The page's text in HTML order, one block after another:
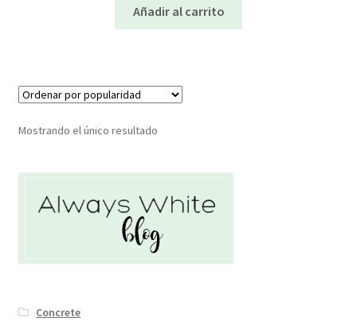
Añadir al carrito
Mostrando el único resultado
Concrete